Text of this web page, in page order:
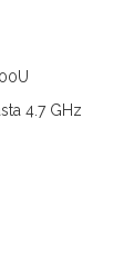
4.7 GHz